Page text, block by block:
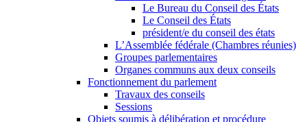
Le Bureau du Conseil des États
Le Conseil des États
président/e du conseil des états
L’Assemblée fédérale (Chambres réunies)
Groupes parlementaires
Organes communs aux deux conseils
Fonctionnement du parlement
Travaux des conseils
Sessions
Objets soumis à délibération et procédure